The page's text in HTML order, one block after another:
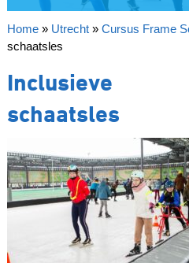
Home» Utrecht» Cursus Frame
schaatsles
Inclusieve
schaatsles